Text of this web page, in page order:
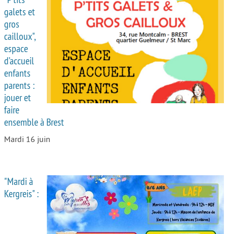
galets et
gros
cailloux",
espace
d’accueil
enfants
parents :
jouer et
faire
ensemble à Brest
Mardi 16 juin
"Mardi à
Kergreis" :